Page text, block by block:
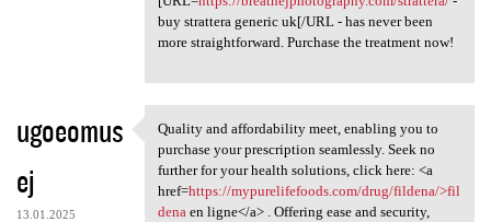
buy strattera generic uk[/URL - has never been
more straightforward. Purchase the treatment now!
ugoeomus
ej
13.01.2025
Quality and affordability
Quality and affordability meet, enabling you to
purchase your prescription seamlessly. Seek no
further for your health solutions, click here: <a
href=https://mypurelifefoods.com/drug/fildena/>fil
dena en ligne</a> . Offering ease and security,